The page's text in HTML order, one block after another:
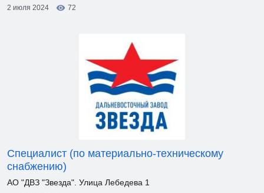
2 июля 2024
72
Специалист (по материально-техническому
снабжению)
АО "ДВЗ "Звезда". Улица Лебедева 1